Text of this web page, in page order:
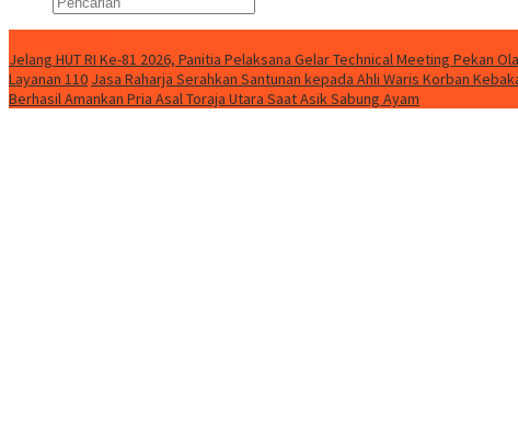
Jelang HUT RI Ke-81 2026, Panitia Pelaksana Gelar Technical Meeting Pekan
Layanan 110 Jasa Raharja Serahkan Santunan kepada Ahli Waris Korban
Berhasil Amankan Pria Asal Toraja Utara Saat Asik Sabung Ayam